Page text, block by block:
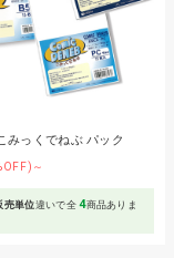
みっくでねぶ パック
～
売単位違いで全4商品ありま